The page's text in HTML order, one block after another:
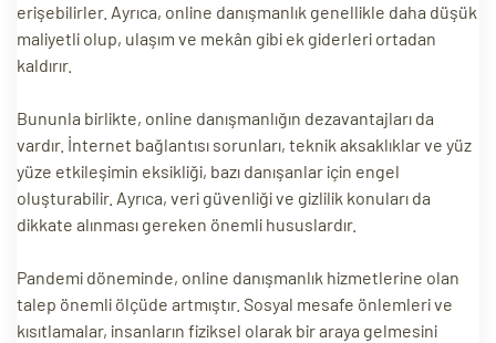
erişebilirler. Ayrıca, online danışmanlık genellikle daha düşük
maliyetli olup, ulaşım ve mekân gibi ek giderleri ortadan
kaldırır.
Bununla birlikte, online danışmanlığın dezavantajları da
vardır. İnternet bağlantısı sorunları, teknik aksaklıklar ve yüz
yüze etkileşimin eksikliği, bazı danışanlar için engel
oluşturabilir. Ayrıca, veri güvenliği ve gizlilik konuları da
dikkate alınması gereken önemli hususlardır.
Pandemi döneminde, online danışmanlık hizmetlerine olan
talep önemli ölçüde artmıştır. Sosyal mesafe önlemleri ve
kısıtlamalar, insanların fiziksel olarak bir araya gelmesini